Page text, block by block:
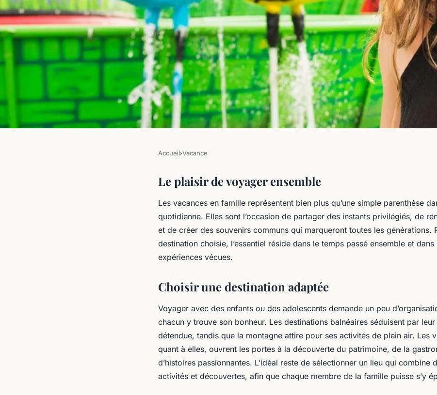
Vacances en famille
Accueil›Vacance
Le plaisir de voyager ensemble
Les vacances en famille représentent bien plus qu’une simple parenthèse
quotidienne. Elles sont l’occasion de partager des instants privilégiés, de
et de créer des souvenirs communs qui marqueront toutes les générations.
destination choisie, l’essentiel réside dans le temps passé ensemble et
expériences vécues.
Choisir une destination adaptée
Voyager avec des enfants ou des adolescents demande un peu
chacun y trouve son bonheur. Les destinations balnéaires séduisent par
détendue, tandis que la montagne attire pour ses activités de plein air. Les
quant à elles, ouvrent les portes à la découverte du patrimoine, de la
d’histoires passionnantes. L’idéal reste de sélectionner un lieu qui combine
activités et découvertes, afin que chaque membre de la famille puisse s’y